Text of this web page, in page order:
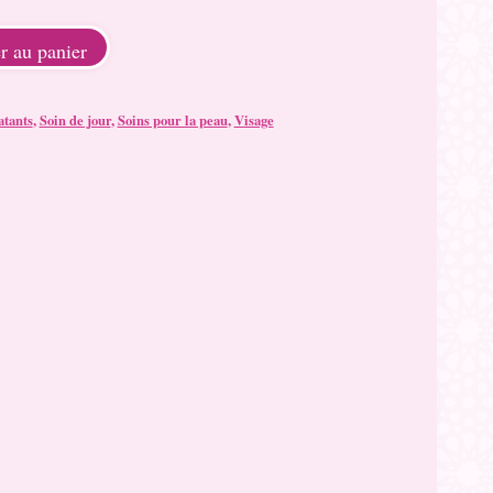
au panier
,Soin de jour,Soins pour la peau,Visage